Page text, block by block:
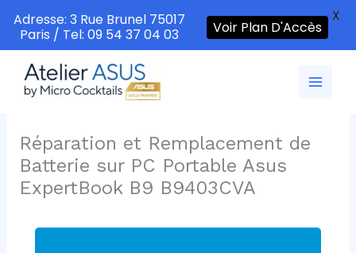
contenu
Réparation et Remplacement de
Batterie sur PC Portable Asus
ExpertBook B9 B9403CVA
Adresse: 3 Rue Brunel 75017
Paris / Tel: 09 54 37 04 03
Voir Plan D'Accès
X